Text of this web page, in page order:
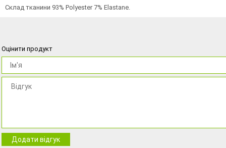
Склад тканини 93% Polyester 7% Elastane.
Оцінити продукт
Додати відгук